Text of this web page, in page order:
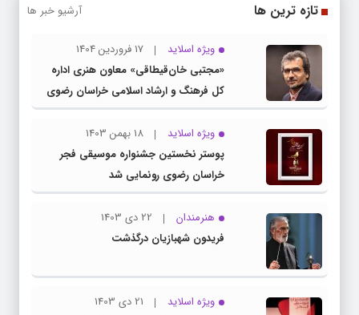
تازه ترین ها آرشیو خبر ها
ویژه اسلاید
17 فروردین 1404
«مجتبی خان‌قیطاقی» معاون هنری اداره
کل فرهنگ و ارشاد اسلامی خراسان رضوی
شد
ویژه اسلاید
18 بهمن 1403
پوستر نخستین جشنواره موسیقی فجر
خراسان رضوی رونمایی شد
هنرمندان
22 دی 1403
فریدون شهبازیان درگذشت
ویژه اسلاید
21 دی 1403